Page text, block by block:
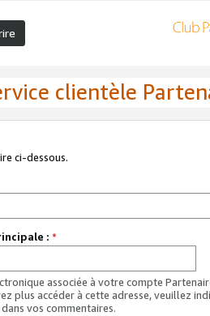
clientèle
ci-dessous.
: *
associée à votre compte
plus accéder à cette adresse, veuillez
vos commentaires.